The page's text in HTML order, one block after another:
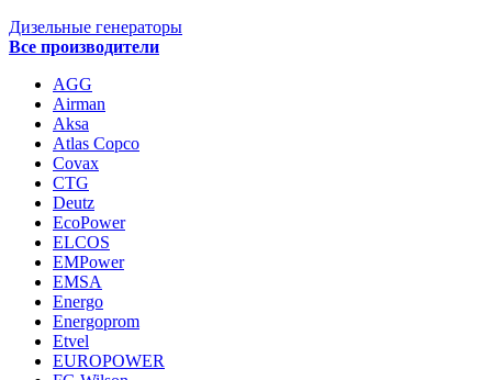
Дизельные генераторы
Все производители
AGG
Airman
Aksa
Atlas Copco
Covax
CTG
Deutz
EcoPower
ELCOS
EMPower
EMSA
Energo
Energoprom
Etvel
EUROPOWER